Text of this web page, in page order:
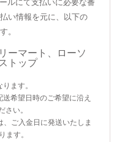
い情報を元に、以下の
。
ます。
希望日時のご希望に沿え
い。
ご入金日に発送いたしま
ます。